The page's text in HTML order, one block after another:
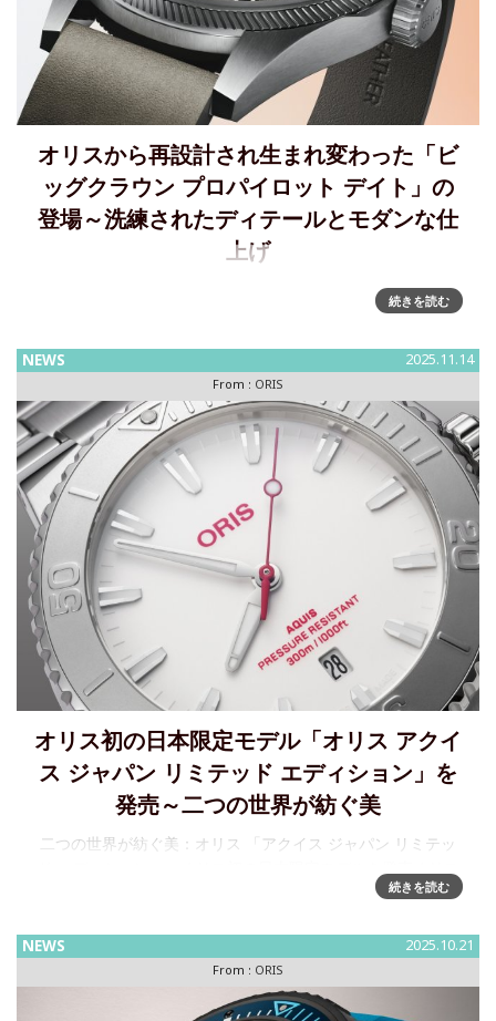
オリスから再設計され生まれ変わった「ビ
ッグクラウン プロパイロット デイト」の
登場～洗練されたディテールとモダンな仕
上げ
Oris、新作「ビッグクラウン プロパイロット」を発表～再設
計されて日常の冒険のために生まれ変わった新しいプロパイ
ふれる魅力的な機械式時計です。1938年に誕生したオリス初
の純
続きを読む
NEWS 2025.11.14
From : ORIS
オリス初の日本限定モデル「オリス アクイ
ス ジャパン リミテッド エディション」を
発売～二つの世界が紡ぐ美
二つの世界が紡ぐ美：オリス 「アクイス ジャパン リミテッ
の中でもベストセラーのアクイスコレクション。中でも日本
本限定
続きを読む
NEWS 2025.10.21
From : ORIS